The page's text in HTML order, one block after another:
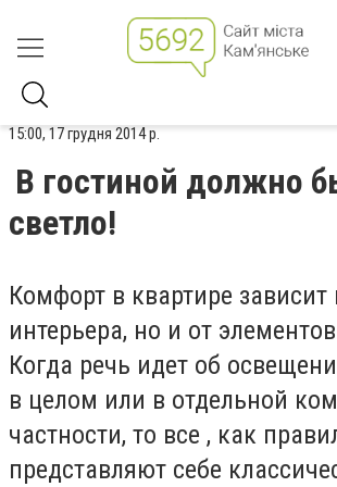
15:00, 17 грудня 2014 р.
В гостиной должно
светло!
Комфорт в квартире зависит
интерьера, но и от
Когда речь идет об
в целом или в отдельной
частности, то все , как
представляют себе